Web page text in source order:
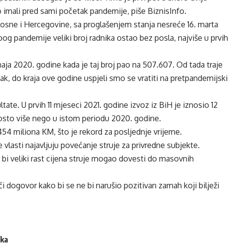
pred sami početak pandemije, piše BiznisInfo.
i Hercegovine, sa proglašenjem stanja nesreće 16. marta
pandemije veliki broj radnika ostao bez posla, najviše u prvih
2020. godine kada je taj broj pao na 507.607. Od tada traje
do kraja ove godine uspjeli smo se vratiti na pretpandemijski
U prvih 11 mjeseci 2021. godine izvoz iz BiH je iznosio 12
više nego u istom periodu 2020. godine.
miliona KM, što je rekord za posljednje vrijeme.
najavljuju povećanje struje za privredne subjekte.
veliki rast cijena struje mogao dovesti do masovnih
dogovor kako bi se ne bi narušio pozitivan zamah koji bilježi